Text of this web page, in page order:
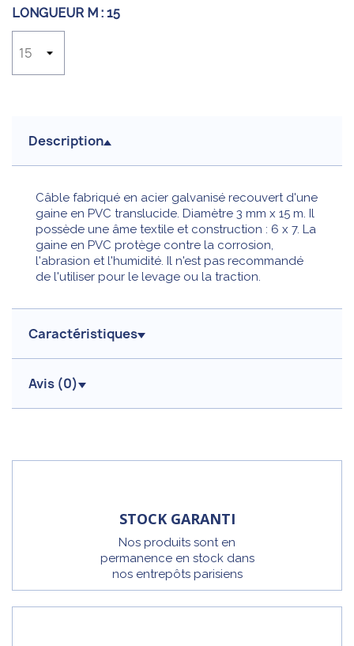
LONGUEUR M : 15
Description
Câble fabriqué en acier galvanisé recouvert d'une
gaine en PVC translucide. Diamètre 3 mm x 15 m. Il
possède une âme textile et construction : 6 x 7. La
gaine en PVC protège contre la corrosion,
l'abrasion et l'humidité. Il n'est pas recommandé
de l'utiliser pour le levage ou la traction.
Caractéristiques
Avis (0)
STOCK GARANTI
Nos produits sont en
permanence en stock dans
nos entrepôts parisiens